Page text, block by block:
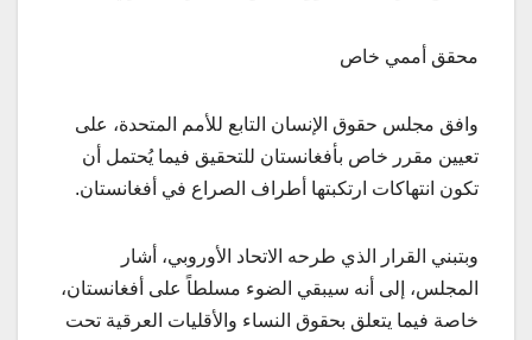
محقق أممي خاص
وافق مجلس حقوق الإنسان التابع للأمم المتحدة، على
تعيين مقرر خاص بأفغانستان للتحقيق فيما يُحتمل أن
تكون انتهاكات ارتكبتها أطراف الصراع في أفغانستان.
وبتبني القرار الذي طرحه الاتحاد الأوروبي، أشار
المجلس، إلى أنه سيبقي الضوء مسلطاً على أفغانستان،
خاصة فيما يتعلق بحقوق النساء والأقليات العرقية تحت